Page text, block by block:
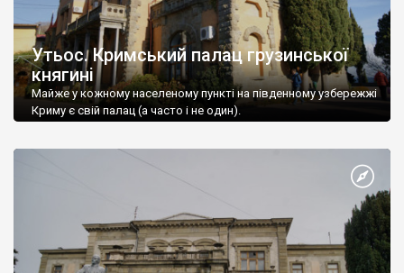
Утьос. Кримський палац грузинської
княгині
Майже у кожному населеному пункті на південному узбережжі
Криму є свій палац (а часто і не один).